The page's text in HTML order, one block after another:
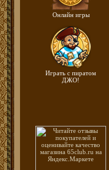
Онлайн игры
Играть с пиратом
ДЖО!